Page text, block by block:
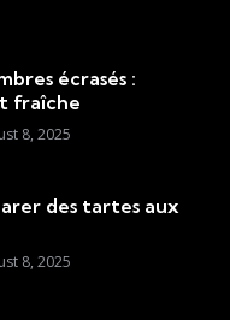
écrasés :
fraîche
8, 2025
des tartes aux
8, 2025